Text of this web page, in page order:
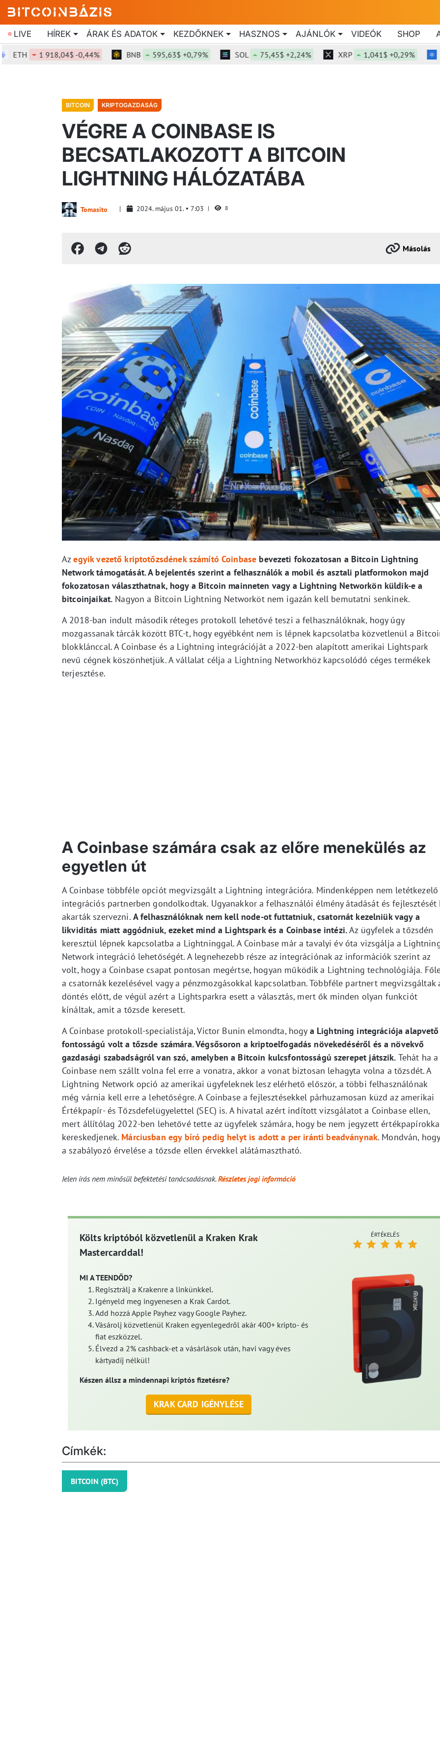
LIVE HÍREK ÁRAK ÉS ADATOK KEZDŐKNEK HASZNOS AJÁNLÓK VIDEÓK SHOP
1 918,04$ -0,44% BNB 595,63$ +0,79% SOL 75,45$ +2,24% XRP 1,041$ +0,29% ADA
BITCOIN KRIPTOGAZDASÁG
VÉGRE A COINBASE IS
BECSATLAKOZOTT A BITCOIN
LIGHTNING HÁLÓZATÁBA
Tomasito 2024. május 01. 7:03 8
Másolás
Azegyik vezető kriptotőzsdének számító Coinbase bevezeti fokozatosan a Bitcoin Lightning
Network támogatását. A bejelentés szerint a felhasználók a mobil és asztali platformokon majd
fokozatosan választhatnak, hogy a Bitcoin mainneten vagy a Lightning Networkön küldik-e a
bitcoinjaikat. Nagyon a Bitcoin Lightning Networköt nem igazán kell bemutatni senkinek.
A 2018-ban indult második réteges protokoll lehetővé teszi a felhasználóknak, hogy úgy
mozgassanak tárcák között BTC-t, hogy egyébként nem is lépnek kapcsolatba közvetlenül a
blokklánccal. A Coinbase és a Lightning integrációját a 2022-ben alapított amerikai Lightspark
nevű cégnek köszönhetjük. A vállalat célja a Lightning Networkhöz kapcsolódó céges termékek
terjesztése.
A Coinbase számára csak az előre menekülés az
egyetlen út
A Coinbase többféle opciót megvizsgált a Lightning integrációra. Mindenképpen nem letétkezelő
integrációs partnerben gondolkodtak. Ugyanakkor a felhasználói élmény átadását és fejlesztését
akarták szervezni. A felhasználóknak nem kell node-ot futtatniuk, csatornát kezelniük vagy a
likviditás miatt aggódniuk, ezeket mind a Lightspark és a Coinbase intézi.Az ügyfelek a tőzsdén
keresztül lépnek kapcsolatba a Lightninggal. A Coinbase már a tavalyi év óta vizsgálja a
Network integráció lehetőségét. A legnehezebb része az integrációnak az információk szerint az
volt, hogy a Coinbase csapat pontosan megértse, hogyan működik a Lightning technológiája.
a csatornák kezelésével vagy a pénzmozgásokkal kapcsolatban. Többféle partnert megvizsgáltak
döntés előtt, de végül azért a Lightsparkra esett a választás, mert ők minden olyan funkciót
kínáltak, amit a tőzsde keresett.
A Coinbase protokoll-specialistája, Victor Bunin elmondta, hogy a Lightning integrációja alapvető
fontosságú volt a tőzsde számára. Végsősoron a kriptoelfogadás növekedéséről és a növekvő
gazdasági szabadságról van szó, amelyben a Bitcoin kulcsfontosságú szerepet játszik. Tehát ha a
Coinbase nem szállt volna fel erre a vonatra, akkor a vonat biztosan lehagyta volna a tőzsdét. A
Lightning Network opció az amerikai ügyfeleknek lesz elérhető először, a többi felhasználónak
még várnia kell erre a lehetőségre. A Coinbase a fejlesztésekkel párhuzamosan küzd az amerikai
Értékpapír- és Tőzsdefelügyelettel (SEC) is. A hivatal azért indított vizsgálatot a Coinbase ellen,
mert állítólag 2022-ben lehetővé tette az ügyfelek számára, hogy be nem jegyzett
kereskedjenek. Márciusban egy bíró pedig helyt is adott a per iránti beadványnak. Mondván, hogy
a szabályozó érvelése a tőzsde ellen érvekkel alátámasztható.
Jelen írás nem minősül befektetési tanácsadásnak.Részletes jogi információ
Költs kriptóból közvetlenül a Kraken Krak
Mastercarddal!
MI A TEENDŐD?
Regisztrálj a Krakenre a linkünkkel.
Igényeld meg ingyenesen a Krak Cardot.
Add hozzá Apple Payhez vagy Google Payhez.
Vásárolj közvetlenül Kraken egyenlegedről akár 400+ kripto- és
fiat eszközzel.
Élvezd a 2% cashback-et a vásárlások után, havi vagy éves
kártyadíj nélkül!
Készen állsz a mindennapi kriptós fizetésre?
KRAK CARD IGÉNYLÉSE
ÉRTÉKELÉS
Címkék:
BITCOIN (BTC)